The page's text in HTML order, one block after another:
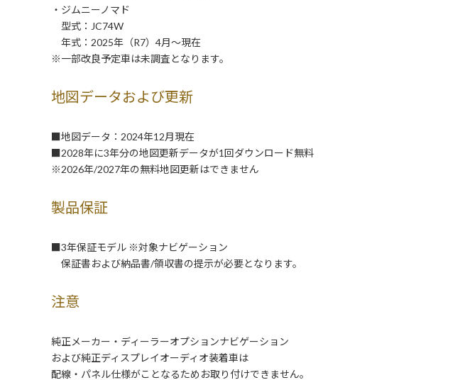
・ジムニーノマド
型式：JC74W
年式：2025年（R7）4月～現在
※一部改良予定車は未調査となります。
地図データおよび更新
■地図データ：2024年12月現在
■2028年に3年分の地図更新データが1回ダウンロード無料
※2026年/2027年の無料地図更新はできません
製品保証
■3年保証モデル ※対象ナビゲーション
保証書および納品書/領収書の提示が必要となります。
注意
純正メーカー・ディーラーオプションナビゲーション
および純正ディスプレイオーディオ装着車は
配線・パネル仕様がことなるためお取り付けできません。